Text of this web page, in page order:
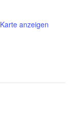
anzeigen